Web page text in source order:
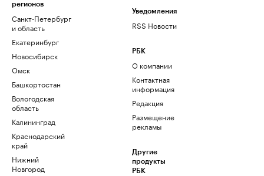
регионов
Санкт-Петербург
и область
Екатеринбург
Новосибирск
Омск
Башкортостан
Вологодская
область
Калининград
Краснодарский
край
Нижний
Новгород
Уведомления
RSS Новости
РБК
О компании
Контактная
информация
Редакция
Размещение
рекламы
Другие
продукты
РБК